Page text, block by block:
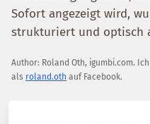
Sofort angezeigt wird,
strukturiert und optisch
Author: Roland Oth, igumbi.com.
als roland.oth auf Facebook.